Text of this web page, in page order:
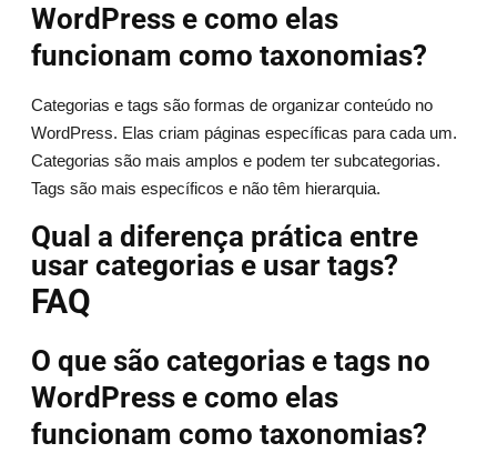
WordPress e como elas
funcionam como taxonomias?
Categorias e tags são formas de organizar conteúdo no
WordPress. Elas criam páginas específicas para cada um.
Categorias são mais amplos e podem ter subcategorias.
Tags são mais específicos e não têm hierarquia.
Qual a diferença prática entre
usar categorias e usar tags?
FAQ
O que são categorias e tags no
WordPress e como elas
funcionam como taxonomias?